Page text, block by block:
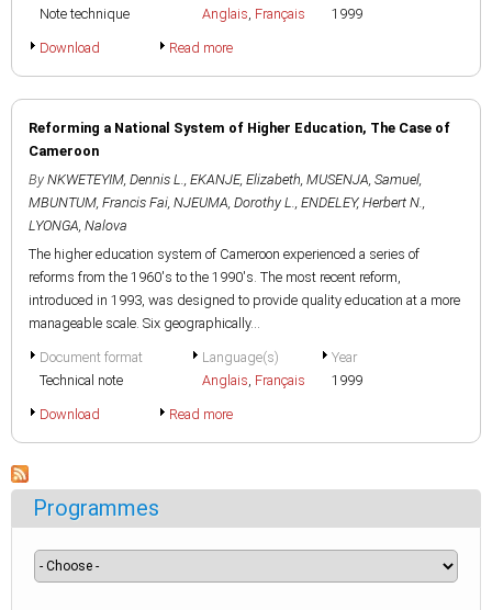
Note technique
Anglais, Français
1999
Download Read more
Reforming a National System of Higher Education, The Case of
Cameroon
By NKWETEYIM, Dennis L., EKANJE, Elizabeth, MUSENJA, Samuel,
MBUNTUM, Francis Fai, NJEUMA, Dorothy L., ENDELEY, Herbert N.,
LYONGA, Nalova
The higher education system of Cameroon experienced a series of
reforms from the 1960's to the 1990's. The most recent reform,
introduced in 1993, was designed to provide quality education at a more
manageable scale. Six geographically...
Document format
Technical note
Language(s)
Anglais, Français
Year
1999
Download Read more
Programmes